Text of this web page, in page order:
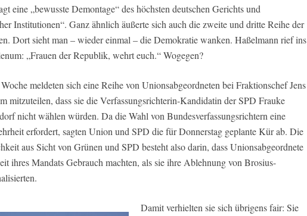
eine „bewusste Demontage“ des höchsten deutschen Gerichts und
Institutionen“. Ganz ähnlich äußerte sich auch die zweite und dritte Reihe der
Dort sieht man – wieder einmal – die Demokratie wanken. Haßelmann rief ins
„Frauen der Republik, wehrt euch.“ Wogegen?
meldeten sich eine Reihe von Unionsabgeordneten bei Fraktionschef Jens
mitzuteilen, dass sie die Verfassungsrichterin-Kandidatin der SPD Frauke
nicht wählen würden. Da die Wahl von Bundesverfassungsrichtern eine
erfordert, sagten Union und SPD die für Donnerstag geplante Kür ab. Die
aus Sicht von Grünen und SPD besteht also darin, dass Unionsabgeordnete
ihres Mandats Gebrauch machten, als sie ihre Ablehnung von Brosius-
Damit verhielten sie sich übrigens fair: Sie